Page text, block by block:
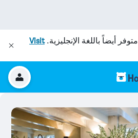
متوفر أيضاً باللغة الإنجليزية.Visit